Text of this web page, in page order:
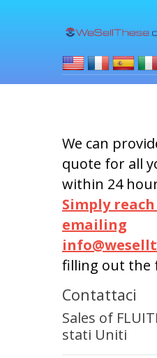
We can
quote for all
within 24
Simply
emailing
filling out the
Contattaci
Sales of
stati Uniti